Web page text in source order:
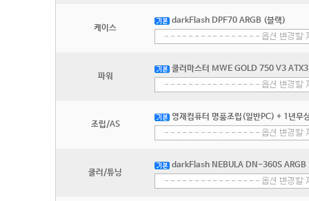
케이스
darkFlash DPF70 ARGB (블랙)
파워
쿨러마스터 MWE GOLD 750 V3
조립/AS
영재컴퓨터 명품조립(일반PC) + 1년무
쿨러/튜닝
darkFlash NEBULA DN-360S ARGB